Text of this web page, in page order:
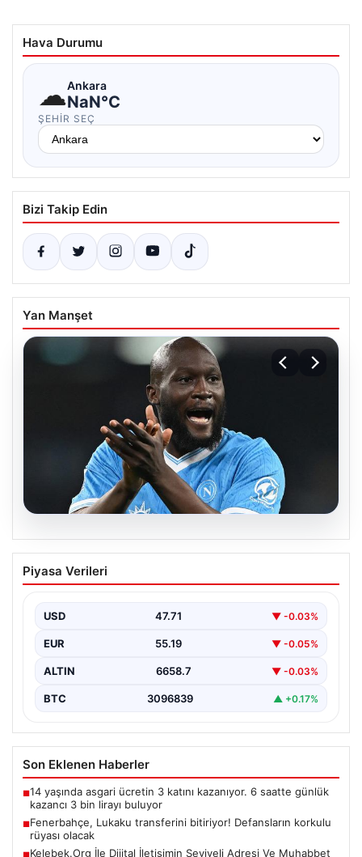
Hava Durumu
☁Ankara
NaN°C
ŞEHIR SEÇ
Bizi Takip Edin
Yan Manşet
08.08.2026
Fenerbahçe, Lukaku transferini
bitiriyor! Defansların korkulu rüyası
Piyasa Verileri
USD 47.71 ▼ -0.03%
EUR 55.19 ▼ -0.05%
ALTIN 6658.7 ▼ -0.03%
BTC 3096839 ▲ +0.17%
Son Eklenen Haberler
■14 yaşında asgari ücretin 3 katını kazanıyor. 6 saatte günlük
kazancı 3 bin lirayı buluyor
■Fenerbahçe, Lukaku transferini bitiriyor! Defansların korkulu
rüyası olacak
■Kelebek.Org İle Dijital İletişimin Seviyeli Adresi Ve Muhabbet